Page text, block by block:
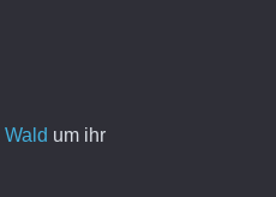
Wald um ihr